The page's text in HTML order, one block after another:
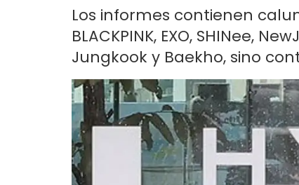
Los informes contienen
BLACKPINK, EXO, SHINee,
Jungkook y Baekho, sino